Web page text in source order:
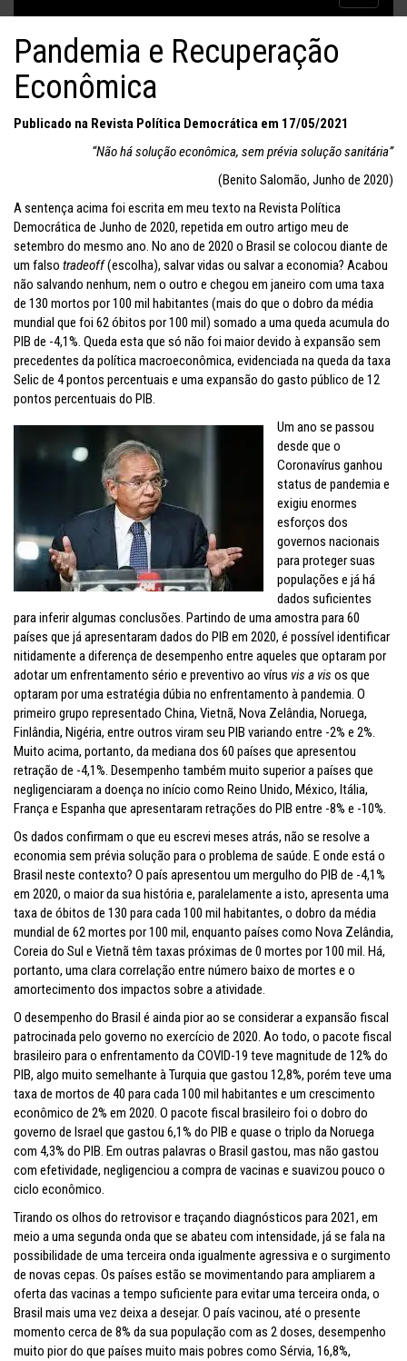
Pandemia e Recuperação
Econômica
Publicado na Revista Política Democrática em 17/05/2021
“Não há solução econômica, sem prévia solução sanitária”
(Benito Salomão, Junho de 2020)
A sentença acima foi escrita em meu texto na Revista Política
Democrática de Junho de 2020, repetida em outro artigo meu de
setembro do mesmo ano. No ano de 2020 o Brasil se colocou diante de
um falso tradeoff(escolha), salvar vidas ou salvar a economia? Acabou
não salvando nenhum, nem o outro e chegou em janeiro com uma taxa
de 130 mortos por 100 mil habitantes (mais do que o dobro da média
mundial que foi 62 óbitos por 100 mil) somado a uma queda acumula do
PIB de -4,1%. Queda esta que só não foi maior devido à expansão sem
precedentes da política macroeconômica, evidenciada na queda da taxa
Selic de 4 pontos percentuais e uma expansão do gasto público de 12
pontos percentuais do PIB.
Um ano se passou
desde que o
Coronavírus ganhou
status de pandemia e
exigiu enormes
esforços dos
governos nacionais
para proteger suas
populações e já há
dados suficientes
para inferir algumas conclusões. Partindo de uma amostra para 60
países que já apresentaram dados do PIB em 2020, é possível identificar
nitidamente a diferença de desempenho entre aqueles que optaram por
adotar um enfrentamento sério e preventivo ao vírus vis a vis os que
optaram por uma estratégia dúbia no enfrentamento à pandemia. O
primeiro grupo representado China, Vietnã, Nova Zelândia, Noruega,
Finlândia, Nigéria, entre outros viram seu PIB variando entre -2% e 2%.
Muito acima, portanto, da mediana dos 60 países que apresentou
retração de -4,1%. Desempenho também muito superior a países que
negligenciaram a doença no início como Reino Unido, México, Itália,
França e Espanha que apresentaram retrações do PIB entre -8% e -10%.
Os dados confirmam o que eu escrevi meses atrás, não se resolve a
economia sem prévia solução para o problema de saúde. E onde está o
Brasil neste contexto? O país apresentou um mergulho do PIB de -4,1%
em 2020, o maior da sua história e, paralelamente a isto, apresenta uma
taxa de óbitos de 130 para cada 100 mil habitantes, o dobro da média
mundial de 62 mortes por 100 mil, enquanto países como Nova Zelândia,
Coreia do Sul e Vietnã têm taxas próximas de 0 mortes por 100 mil. Há,
portanto, uma clara correlação entre número baixo de mortes e o
amortecimento dos impactos sobre a atividade.
O desempenho do Brasil é ainda pior ao se considerar a expansão fiscal
patrocinada pelo governo no exercício de 2020. Ao todo, o pacote fiscal
brasileiro para o enfrentamento da COVID-19 teve magnitude de 12% do
PIB, algo muito semelhante à Turquia que gastou 12,8%, porém teve uma
taxa de mortos de 40 para cada 100 mil habitantes e um crescimento
econômico de 2% em 2020. O pacote fiscal brasileiro foi o dobro do
governo de Israel que gastou 6,1% do PIB e quase o triplo da Noruega
com 4,3% do PIB. Em outras palavras o Brasil gastou, mas não gastou
com efetividade, negligenciou a compra de vacinas e suavizou pouco o
ciclo econômico.
Tirando os olhos do retrovisor e traçando diagnósticos para 2021, em
meio a uma segunda onda que se abateu com intensidade, já se fala na
possibilidade de uma terceira onda igualmente agressiva e o surgimento
de novas cepas. Os países estão se movimentando para ampliarem a
oferta das vacinas a tempo suficiente para evitar uma terceira onda, o
Brasil mais uma vez deixa a desejar. O país vacinou, até o presente
momento cerca de 8% da sua população com as 2 doses, desempenho
muito pior do que países muito mais pobres como Sérvia, 16,8%,